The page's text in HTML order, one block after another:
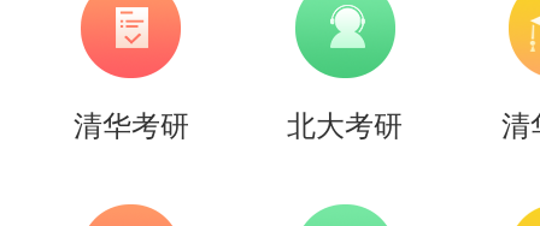
量做到会一道题。
（4）专业课
对于盛世清北的学弟学妹们来说
在下定决心报清华之前一直没看
清华考研 北大考研 清